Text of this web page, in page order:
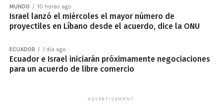
MUNDO 10 horas ago
Israel lanzó el miércoles el mayor número de
proyectiles en Líbano desde el acuerdo, dice la ONU
ECUADOR 1 día ago
Ecuador e Israel iniciarán próximamente negociaciones
para un acuerdo de libre comercio
ADVERTISEMENT